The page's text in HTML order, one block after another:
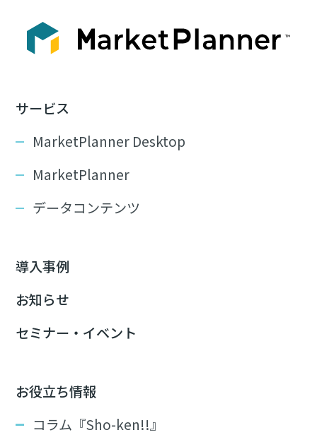
サービス
MarketPlanner Desktop
MarketPlanner
データコンテンツ
導入事例
お知らせ
セミナー・イベント
お役立ち情報
コラム『Sho-ken!!』